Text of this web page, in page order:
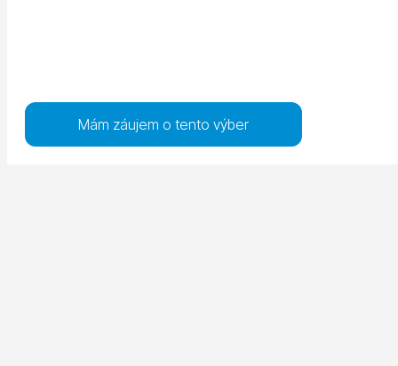
Mám záujem o tento výber